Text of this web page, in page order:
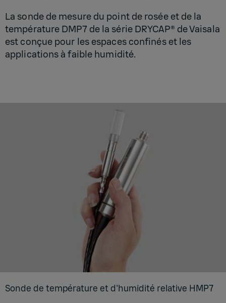
La sonde de mesure du point de rosée et de la
température DMP7 de la série DRYCAP® de Vaisala
est conçue pour les espaces confinés et les
applications à faible humidité.
Sonde de tem­pé­ra­ture et d'hu­mi­dité rela­tive HMP7